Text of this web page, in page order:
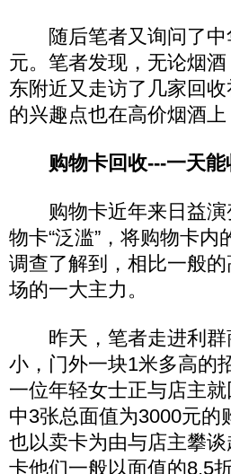
随后笔者又询问了中
元。笔者发现，无论烟
东附近又走访了几家回
的兴趣点也在高价烟酒
购物卡回收---一天
购物卡近年来日益演
物卡“泛滥”，将购物卡内
调查了解到，相比一般
场的一大主力。
昨天，笔者走进利群
小，门外一块1米多高的
一位年轻女士正与店主
中3张总面值为3000元
也以卖卡为由与店主攀
卡他们一般以面值的8.5